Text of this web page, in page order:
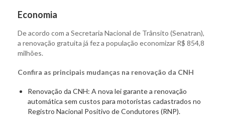
Economia
De acordo com a Secretaria Nacional de Trânsito (Senatran),
a renovação gratuita já fez a população economizar R$ 854,8
milhões.
Confira as principais mudanças na renovação da CNH
Renovação da CNH: A nova lei garante a renovação
automática sem custos para motoristas cadastrados no
Registro Nacional Positivo de Condutores (RNP).